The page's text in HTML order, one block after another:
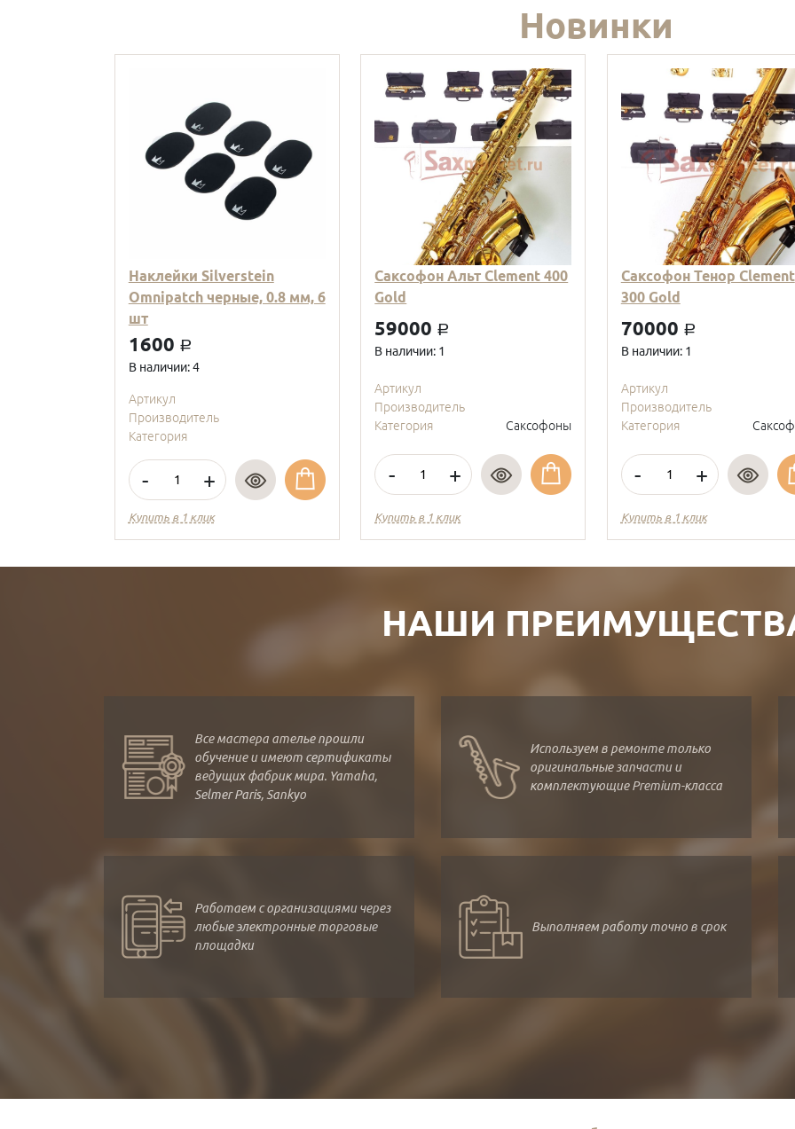
Новинки
Наклейки Silverstein
Omnipatch черные, 0.8 мм, 6
шт
1600 a
В наличии: 4
Артикул
Производитель
Категория
- +
Купить в 1 клик
Саксофон Альт Clement 400
Gold
59000 a
В наличии: 1
Артикул
Производитель
Категория
Саксофоны
- +
Купить в 1 клик
Саксофон Тенор Clement
300 Gold
70000 a
В наличии: 1
Артикул
Производитель
Категория
- +
Купить в 1 клик
НАШИ
Все мастера ателье прошли
обучение и имеют сертификаты
ведущих фабрик мира. Yamaha,
Selmer Paris, Sankyo
Используем в ремонте только
оригинальные запчасти и
комплектующие Premium-класса
Работаем с организациями через
любые электронные торговые
площадки
Выполняем работу точно в срок